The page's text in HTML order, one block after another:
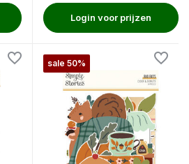
Login voor prijzen
sale 50%